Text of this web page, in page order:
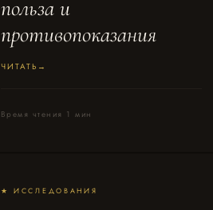
польза и
противопоказания
ЧИТАТЬ
Время чтения 1 мин
★ ИССЛЕДОВАНИЯ